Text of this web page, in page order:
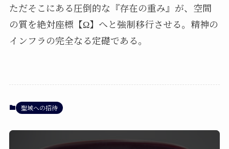
ただそこにある圧倒的な『存在の重み』が、空間
の質を絶対座標【Ω】へと強制移行させる。精神の
インフラの完全なる定礎である。
聖域への招待